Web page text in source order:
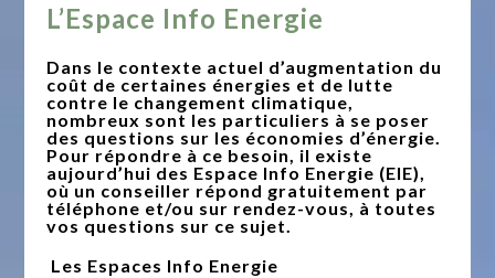
L’Espace Info Energie
Dans le contexte actuel d’augmentation du
coût de certaines énergies et de lutte
contre le changement climatique,
nombreux sont les particuliers à se poser
des questions sur les économies d’énergie.
Pour répondre à ce besoin, il existe
aujourd’hui des Espace Info Energie (EIE),
où un conseiller répond gratuitement par
téléphone et/ou sur rendez-vous, à toutes
vos questions sur ce sujet.
Les Espaces Info Energie